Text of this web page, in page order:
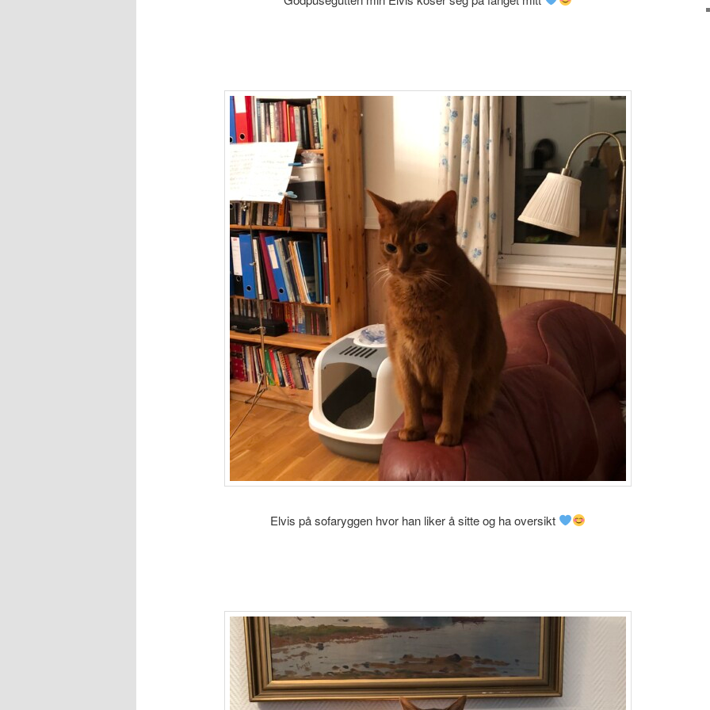
Elvis på sofaryggen hvor han liker å sitte og ha oversikt